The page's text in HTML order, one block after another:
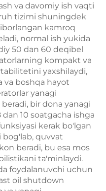
va davomiy ish vaqti
tizimi shuningdek
kamroq
normal ish yukida
50 dan 60 deqibel
kompakt va
yaxshilaydi,
boshqa hayot
yanagi
bir dona yanagi
10 soatgacha ishga
kerak bo'lgan
quvvat
beradi, bu esa mos
ta'minlaydi.
foydalanuvchi uchun
oil shutdown